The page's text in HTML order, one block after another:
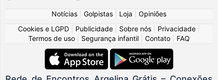
Notícias Golpistas Loja
Opiniões
Cookies e LGPD
Publicidade Sobre nós Privacidade
Termos de uso
Segurança infantil Contato FAQ